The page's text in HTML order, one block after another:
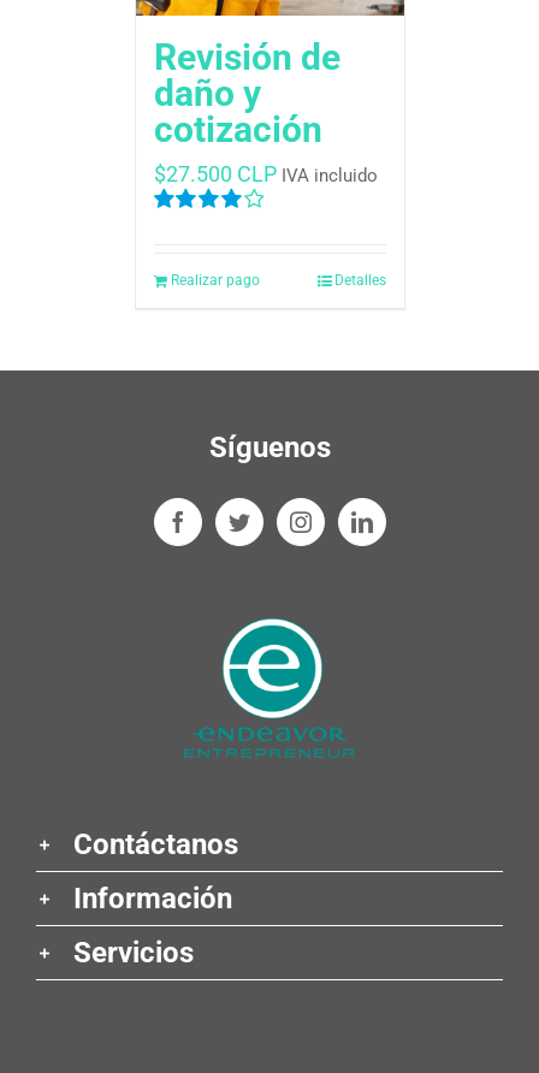
Revisión de
daño y
cotización
5
$27.500 CLP IVA incluido
Realizar pago Detalles
Síguenos
Contáctanos
Información
Servicios